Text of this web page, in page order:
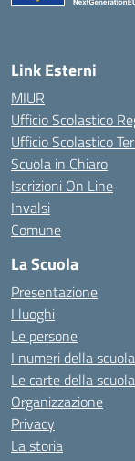
Link Esterni
MIUR
Ufficio Scolastico
Ufficio Scolastico
Scuola in Chiaro
Iscrizioni On Line
Invalsi
Comune
La Scuola
Presentazione
I luoghi
Le persone
I numeri della scuola
Le carte della scuola
Organizzazione
Privacy
La storia